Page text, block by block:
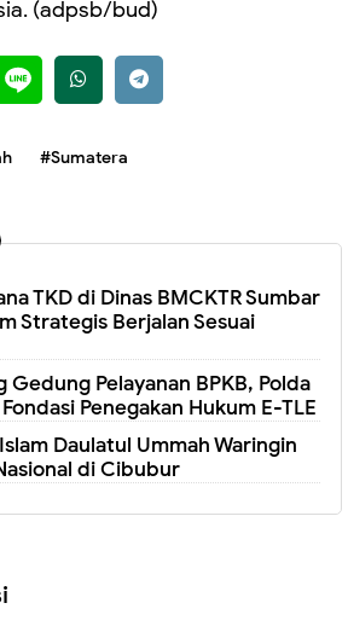
(adpsb/bud)
#Sumatera
TKD di Dinas BMCKTR Sumbar
Strategis Berjalan Sesuai
Pelayanan BPKB, Polda
Penegakan Hukum E-TLE
Daulatul Ummah Waringin
di Cibubur